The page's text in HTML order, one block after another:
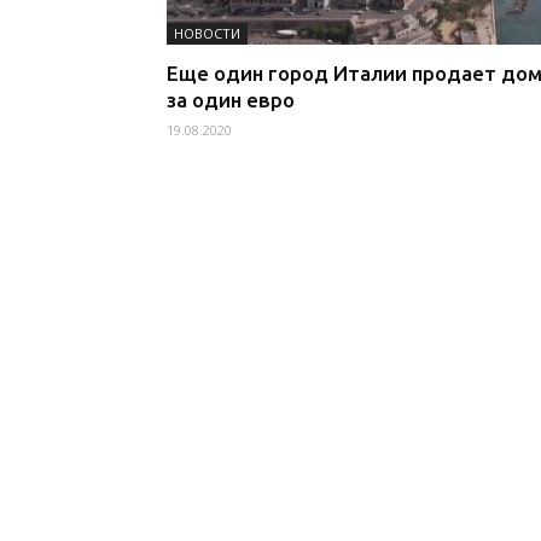
НОВОСТИ
Еще один город Италии продает
за один евро
19.08.2020